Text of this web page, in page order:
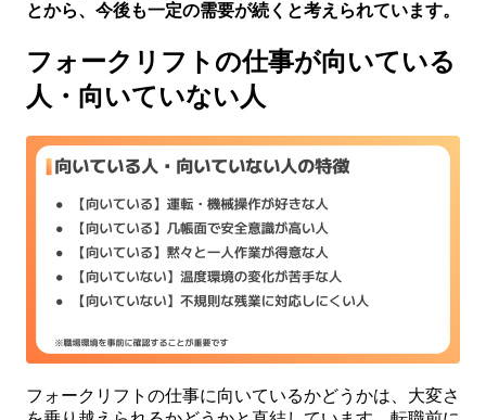
とから、今後も一定の需要が続くと考えられています。
フォークリフトの仕事が向いている
人・向いていない人
フォークリフトの仕事に向いているかどうかは、大変さ